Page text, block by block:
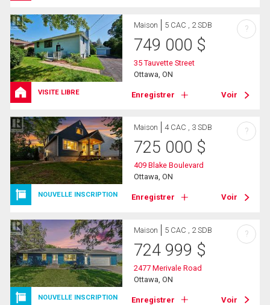
VISITE LIBRE
Maison 5 CAC , 2 SDB
749 000 $
35 Tauvette Street
Ottawa, ON
Enregistrer Voir
?
NOUVELLE INSCRIPTION
Maison 4 CAC , 3 SDB
725 000 $
409 Blake Boulevard
Ottawa, ON
Enregistrer Voir
?
NOUVELLE INSCRIPTION
Maison 5 CAC , 2 SDB
724 999 $
2477 Merivale Road
Ottawa, ON
Enregistrer Voir
?